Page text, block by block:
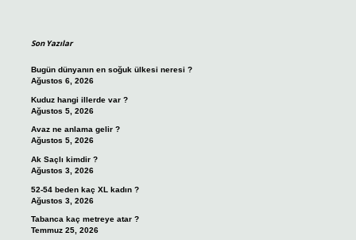
Son Yazılar
Bugün dünyanın en soğuk ülkesi neresi ?
Ağustos 6, 2026
Kuduz hangi illerde var ?
Ağustos 5, 2026
Avaz ne anlama gelir ?
Ağustos 5, 2026
Ak Saçlı kimdir ?
Ağustos 3, 2026
52-54 beden kaç XL kadın ?
Ağustos 3, 2026
Tabanca kaç metreye atar ?
Temmuz 25, 2026